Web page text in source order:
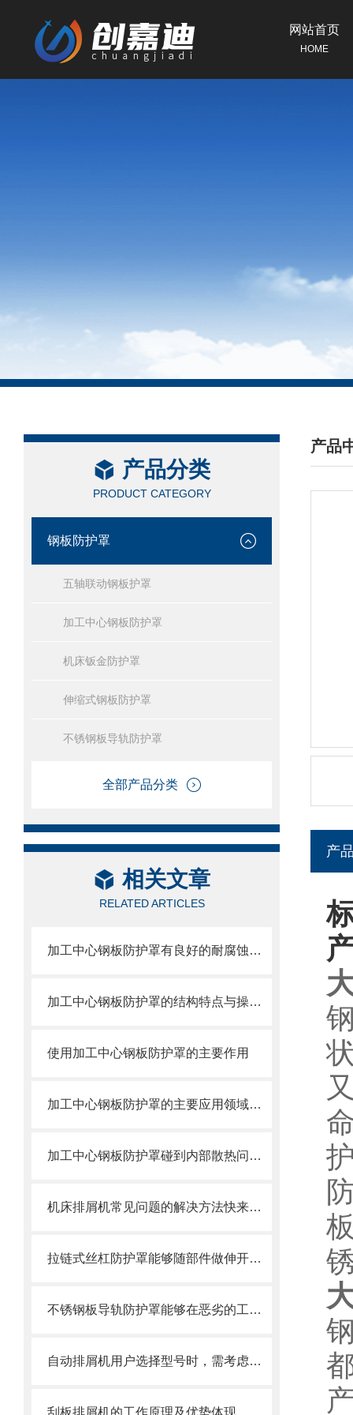
网站首页
HOME
产品分类
PRODUCT CATEGORY
钢板防护罩
五轴联动钢板护罩
加工中心钢板防护罩
机床钣金防护罩
伸缩式钢板防护罩
不锈钢板导轨防护罩
全部产品分类
相关文章
RELATED ARTICLES
加工中心钢板防护罩有良好的耐腐蚀性，能在各种环境下长时间使用
加工中心钢板防护罩的结构特点与操作维护方式
使用加工中心钢板防护罩的主要作用
加工中心钢板防护罩的主要应用领域和产品的主要特性
加工中心钢板防护罩碰到内部散热问题改怎么办？这篇文章告诉你
机床排屑机常见问题的解决方法快来看看吧！
拉链式丝杠防护罩能够随部件做伸开或压缩运动
不锈钢板导轨防护罩能够在恶劣的工作环境中长期使用
自动排屑机用户选择型号时，需考虑哪些事项？
刮板排屑机的工作原理及优势体现
产品
/
产